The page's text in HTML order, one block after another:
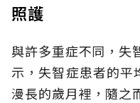
照護
與許多重症不同，失
示，失智症患者的
漫長的歲月裡，隨之